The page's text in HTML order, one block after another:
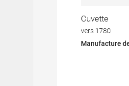
Cuvette
vers 1780
Manufacture